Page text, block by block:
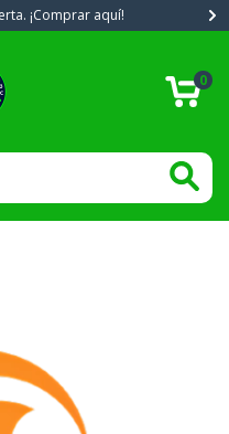
¡Comprar aquí!
0